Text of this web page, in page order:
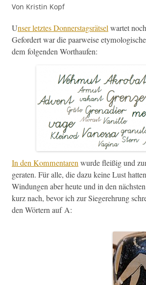
Von Kristin Kopf
Unser let­ztes Don­ner­stagsrät­selwartet
Gefordert war die paar­weise
dem fol­gen­den Worthaufen:
In den Kom­mentarenwurde fleißig und
ger­at­en. Für alle, die dazu keine Lust
Win­dun­gen aber heute und in den
kurz nach, bevor ich zur Siegerehrung
den Wörtern auf A: